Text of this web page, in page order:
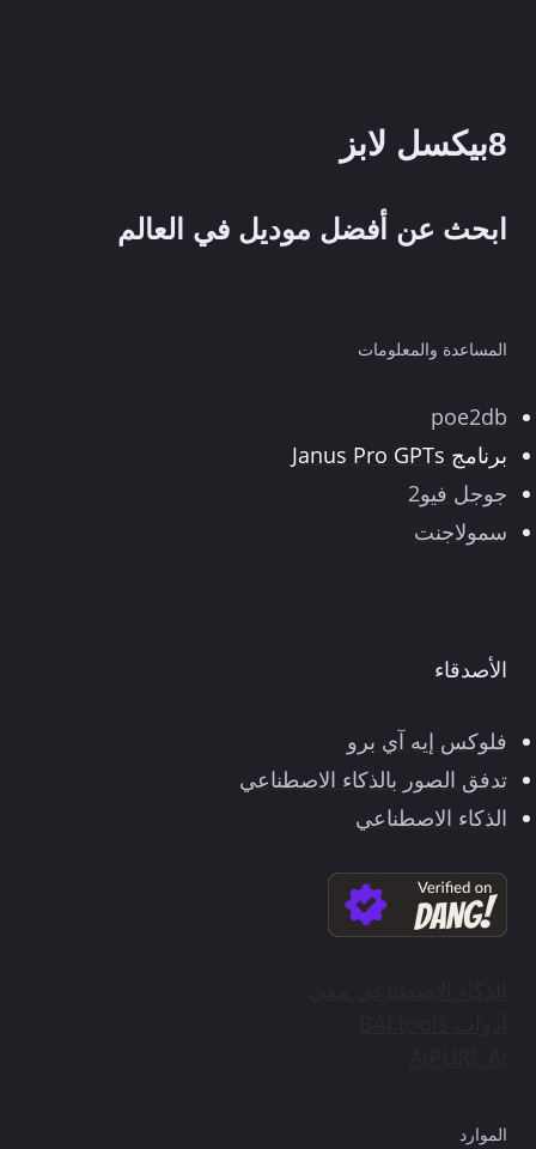
8بيكسل لابز
ابحث عن أفضل موديل في العالم
المساعدة والمعلومات
poe2db
برنامج Janus Pro GPTs
جوجل فيو2
سمولاجنت
الأصدقاء
فلوكس إيه آي برو
تدفق الصور بالذكاء الاصطناعي
الذكاء الاصطناعي
الموارد